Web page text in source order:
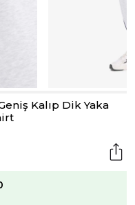
Kalıp Dik Yaka